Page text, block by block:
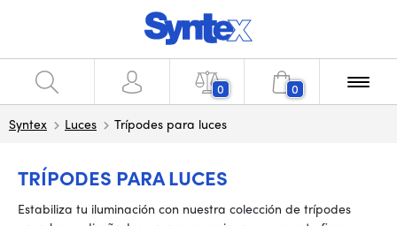
0 0
Syntex Luces Trípodes para luces
TRÍPODES PARA LUCES
Estabiliza tu iluminación con nuestra colección de trípodes